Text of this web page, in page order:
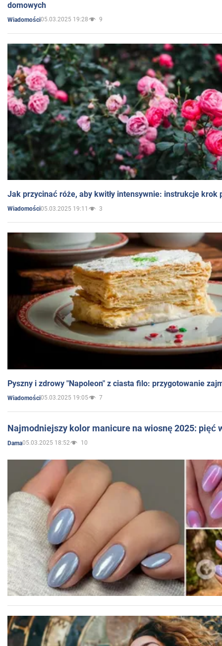
domowych
Wiadomości05.03.2025 19:28 9
Jak przycinać róże, aby kwitły intensywnie: instrukcje krok
Wiadomości05.03.2025 19:11 3
Pyszny i zdrowy "Napoleon" z ciasta filo: przygotowanie
Wiadomości05.03.2025 19:05 7
Najmodniejszy kolor manicure na wiosnę 2025: pięć
Dama05.03.2025 18:52 10